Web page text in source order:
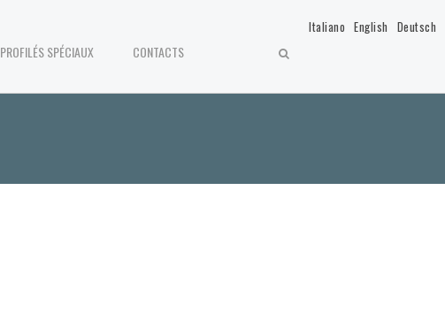
PROFILÉS SPÉCIAUX CONTACTS
Italiano English Deutsch